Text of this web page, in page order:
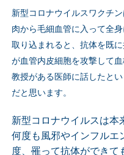
新型コロナウイルスワクチ
肉から毛細血管に入って全身
取り込まれると、抗体を既
が血管内皮細胞を攻撃して
教授がある医師に話したと
だと思います。
新型コロナウイルスは本
何度も風邪やインフルエ
度、罹って抗体ができて